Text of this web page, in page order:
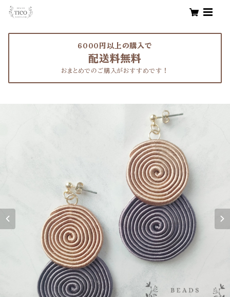
6000円以上の購入で
配送料無料
おまとめでのご購入がおすすめです！